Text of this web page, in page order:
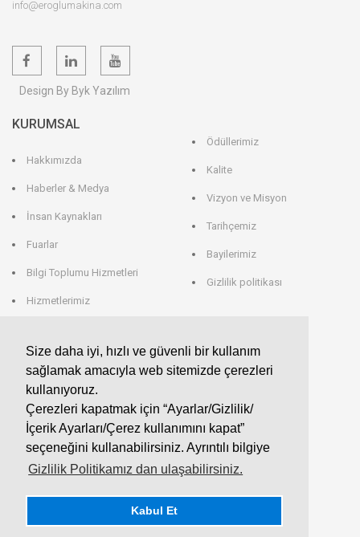
Size daha iyi, hızlı ve güvenli bir kullanım
sağlamak amacıyla web sitemizde çerezleri
kullanıyoruz.
Çerezleri kapatmak için “Ayarlar/Gizlilik/
İçerik Ayarları/Çerez kullanımını kapat”
seçeneğini kullanabilirsiniz. Ayrıntılı bilgiye
Gizlilik Politikamız dan ulaşabilirsiniz.
Kabul Et
info@eroglumakina.com
Design By Byk Yazılım
KURUMSAL
Hakkımızda
Haberler & Medya
İnsan Kaynakları
Fuarlar
Bilgi Toplumu Hizmetleri
Hizmetlerimiz
Ödüllerimiz
Kalite
Vizyon ve Misyon
Tarihçemiz
Bayilerimiz
Gizlilik politikası
EROGLU ALMANYA
EROGLU Präzisionswerkzeuge GmbH
Heerweg 9 - 72116 Mössingen
GERMANY
Telefon : +49 7473 95 45 - 0
Fax : +49 7473 95 45 - 25